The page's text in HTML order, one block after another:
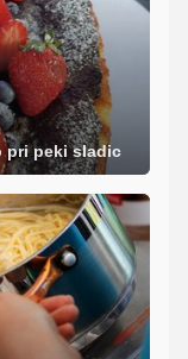
pri peki sladic